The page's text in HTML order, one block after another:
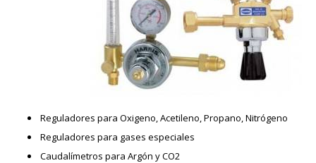
Reguladores para Oxigeno, Acetileno, Propano, Nitrógeno
Reguladores para gases especiales
Caudalímetros para Argón y CO2